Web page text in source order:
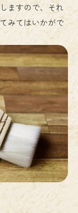
ますので、それ
みてはいかがで